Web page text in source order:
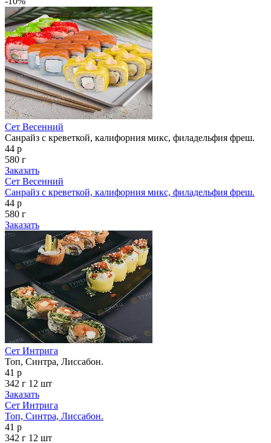
Сет Весенний
Санрайз с креветкой, калифорния микс, филадельфия фреш.
44 р
580 г
Заказать
Сет Весенний
Санрайз с креветкой, калифорния микс, филадельфия фреш.
44 р
580 г
Заказать
Сет Интрига
Топ, Синтра, Лиссабон.
41 р
342 г 12 шт
Заказать
Сет Интрига
Топ, Синтра, Лиссабон.
41 р
342 г 12 шт